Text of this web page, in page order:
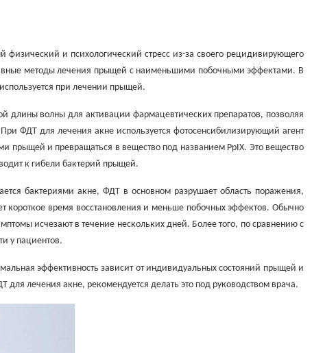
и психологический стресс из-за своего рецидивирующего
методы лечения прыщей с наименьшими побочными эффектами. В
при лечении прыщей.
длины волны для активации фармацевтических препаратов, позволяя
ФДТ для лечения акне используется фотосенсибилизирующий агент
прыщей и превращаться в вещество под названием PpIX. Это вещество
к гибели бактерий прыщей.
бактериями акне, ФДТ в основном разрушает область поражения,
время восстановления и меньше побочных эффектов. Обычно
исчезают в течение нескольких дней. Более того, по сравнению с
у пациентов.
эффективность зависит от индивидуальных состояний прыщей и
лечения акне, рекомендуется делать это под руководством врача.